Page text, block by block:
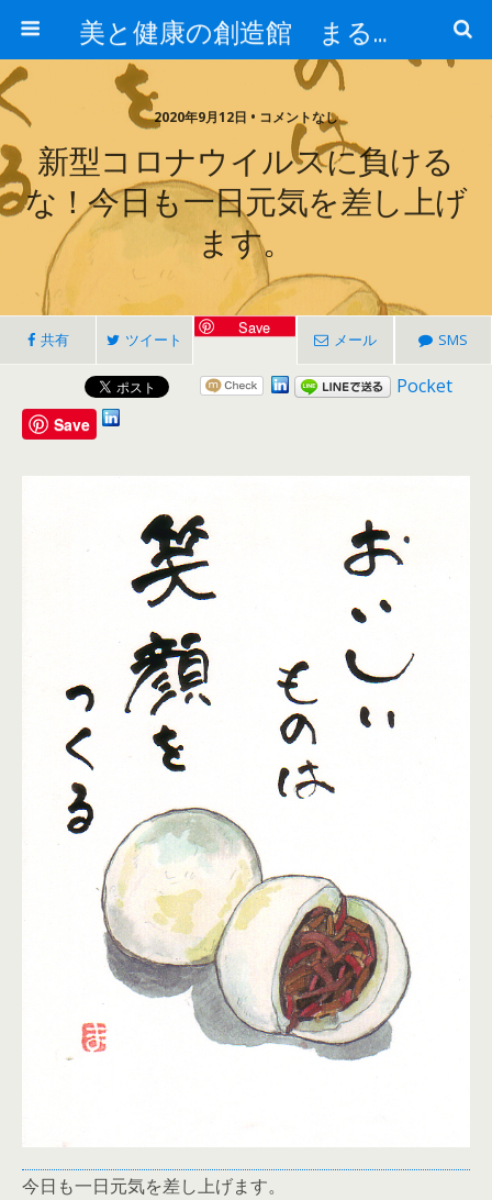
美と健康の創造館 まるとみ薬品 ぐんまの薬屋 芳さんのブログ
2020年9月12日 • コメントなし
新型コロナウイルスに負ける
な！今日も一日元気を差し上げ
ます。
共有 ツイート
Save
メール SMS
Pocket
Save
今日も一日元気を差し上げます。